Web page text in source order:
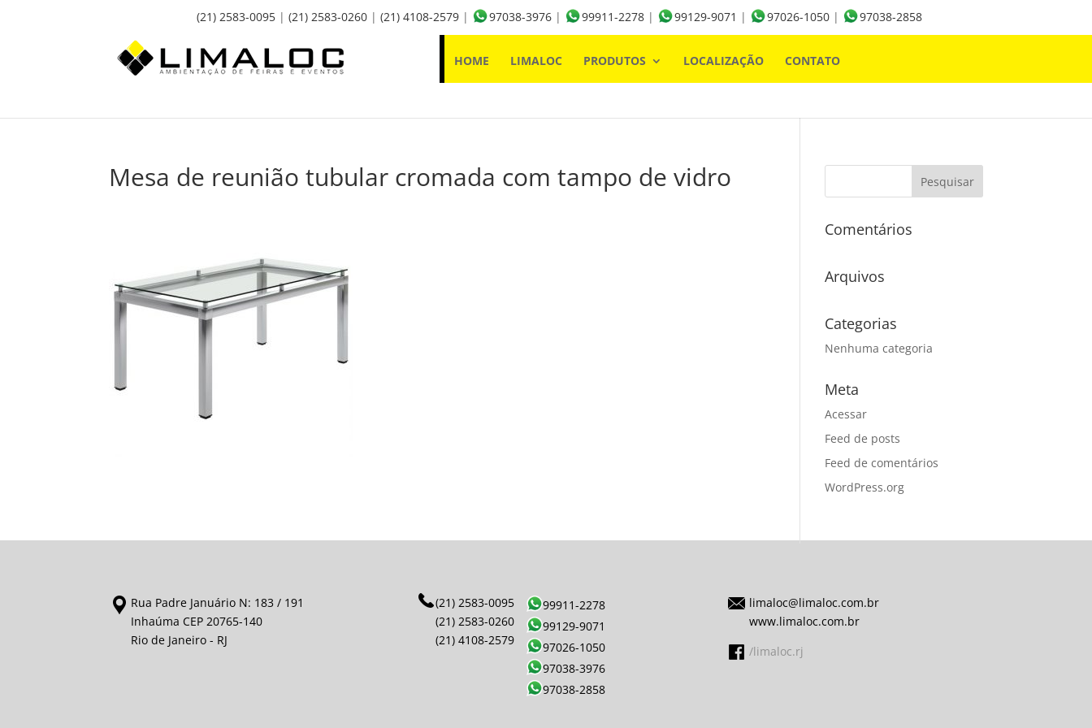
(21) 2583-0095| (21) 2583-0260| (21) 4108-2579| 97038-3976| 99911-2278| 99129-9071 | 97026-1050| 97038-2858
HOME LIMALOC PRODUTOS LOCALIZAÇÃO CONTATO
Mesa de reunião tubular cromada com tampo de vidro
Comentários
Arquivos
Categorias
Nenhuma categoria
Meta
Acessar
Feed de posts
Feed de comentários
WordPress.org
Rua Padre Januário N: 183 / 191
Inhaúma CEP 20765-140
Rio de Janeiro - RJ
(21) 2583-0095
(21) 2583-0260
(21) 4108-2579
99911-2278
99129-9071
97026-1050
97038-3976
97038-2858
limaloc@limaloc.com.br
www.limaloc.com.br
/limaloc.rj